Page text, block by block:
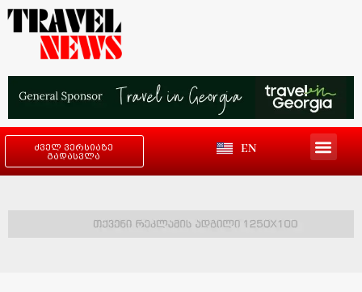
ძველ ვერსიაზე
გადასვლა
EN